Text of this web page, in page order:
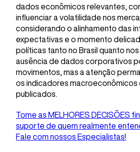
dados econômicos relevantes,
influenciar a volatilidade nos
considerando o alinhamento das
expectativas e o momento
políticas tanto no Brasil quanto
ausência de dados corporativos
movimentos, mas a atenção
os indicadores macroeconômicos
publicados.
Tome as MELHORES DECISÕES
suporte de quem realmente
Fale com nossos Especialistas!